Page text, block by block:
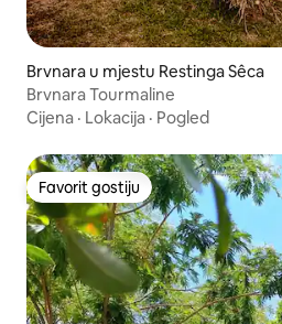
Brvnara u mjestu Restinga Sêca
Brvnara Tourmaline
Cijena · Lokacija · Pogled
Favorit gostiju
Favorit gostiju